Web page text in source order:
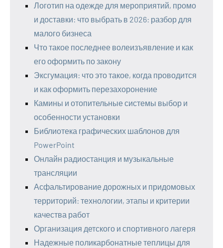
Логотип на одежде для мероприятий, промо
и доставки: что выбрать в 2026: разбор для
малого бизнеса
Что такое последнее волеизъявление и как
его оформить по закону
Эксгумация: что это такое, когда проводится
и как оформить перезахоронение
Камины и отопительные системы выбор и
особенности установки
Библиотека графических шаблонов для
PowerPoint
Онлайн радиостанция и музыкальные
трансляции
Асфальтирование дорожных и придомовых
территорий: технологии, этапы и критерии
качества работ
Организация детского и спортивного лагеря
Надежные поликарбонатные теплицы для